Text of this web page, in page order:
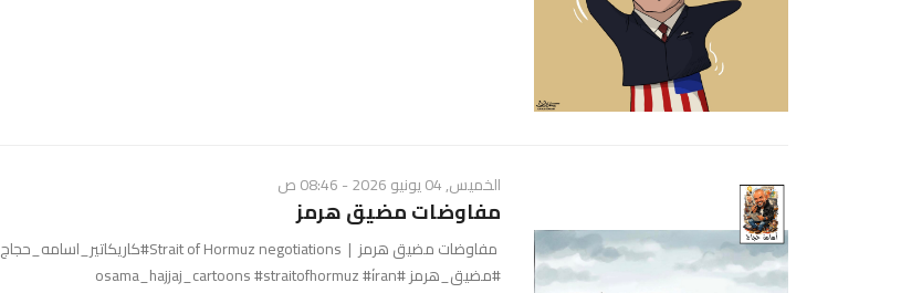
الخميس, 04 يونيو 2026 - 08:46 ص
مفاوضات مضيق هرمز
مفاوضات مضيق هرمز | Strait of Hormuz negotiations#كاريكاتير_اسامه_حجاج
#مضيق_هرمز #osama_hajjaj_cartoons #straitofhormuz #i̇ran